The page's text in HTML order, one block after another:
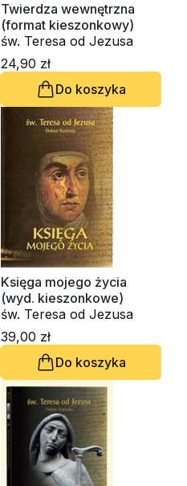
Twierdza wewnętrzna
(format kieszonkowy)
św. Teresa od Jezusa
24,90 zł
Do koszyka
Księga mojego życia
(wyd. kieszonkowe)
św. Teresa od Jezusa
39,00 zł
Do koszyka